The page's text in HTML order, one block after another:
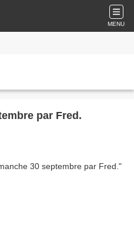
MENU
par Fred.